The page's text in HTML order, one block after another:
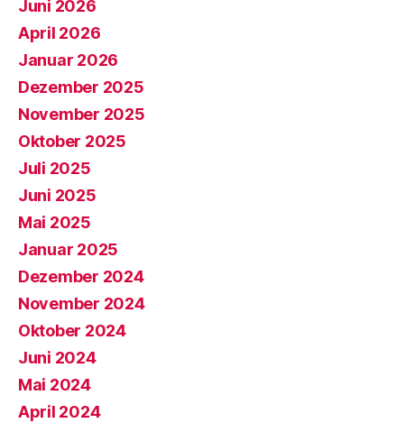
Juni 2026
April 2026
Januar 2026
Dezember 2025
November 2025
Oktober 2025
Juli 2025
Juni 2025
Mai 2025
Januar 2025
Dezember 2024
November 2024
Oktober 2024
Juni 2024
Mai 2024
April 2024